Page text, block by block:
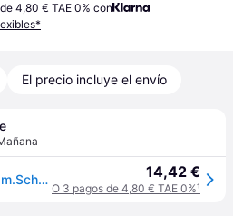
4,80 € TAE 0% con
El precio incluye el envío
Ledvance LED-Lichtleiste m.Schalter LNCOMPSWITCH6008W 4K LEDVANCE 14,42 €
O 3 pagos de 4,80 € TAE 0%¹